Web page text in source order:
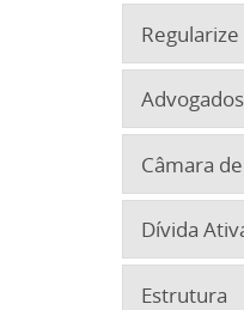
Câmara
Dívida
Estrutura